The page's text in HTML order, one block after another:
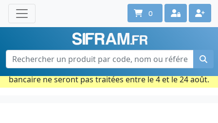
Une question ? Un conseil ?
Contactez-nous au 02 40 92 17 71
Ouvert du lun. au vend. de 08h à 18h
Période estivale : Les commandes prises par carte
bancaire ne seront pas traitées entre le 4 et le 24 août.
0